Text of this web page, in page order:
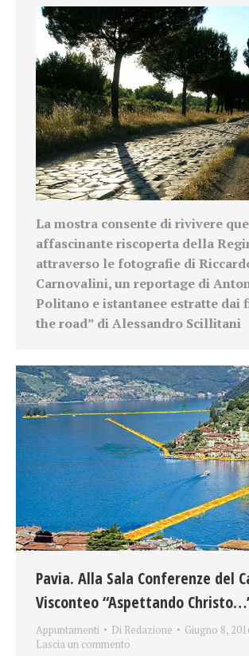
La mostra consente di rivivere
affascinante riscoperta della
attraverso le fotografie di
Carnovalini, un reportage di
Politano e istantanee estratte dai
the road” di Alessandro Scillitani
Pavia. Alla Sala Conferenze del
Visconteo “Aspettando
Appuntamenti Di Redazione
Giugno 8,
Lascia un commento